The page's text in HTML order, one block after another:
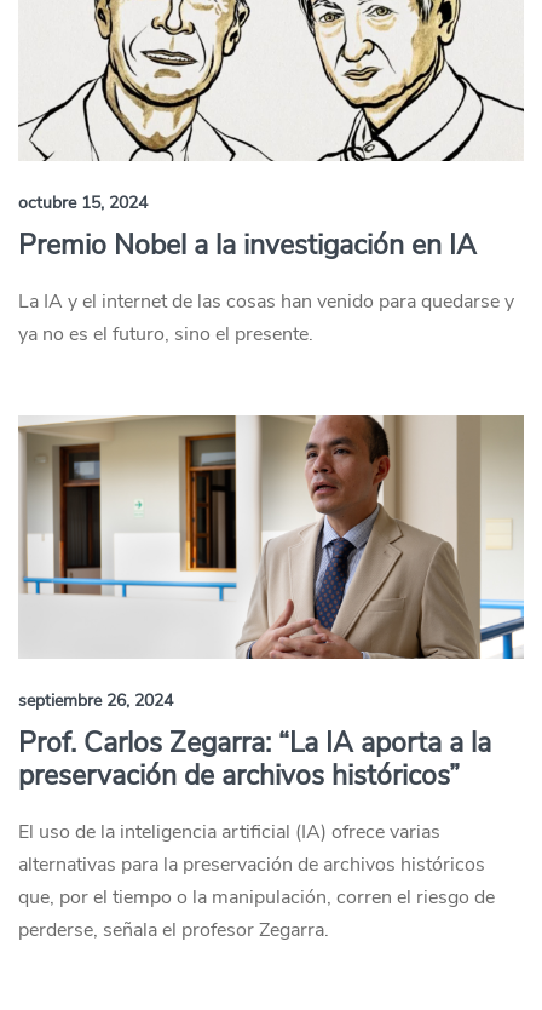
octubre 15, 2024
Premio Nobel a la investigación en IA
La IA y el internet de las cosas han venido para quedarse y
ya no es el futuro, sino el presente.
septiembre 26, 2024
Prof. Carlos Zegarra: “La IA aporta a la
preservación de archivos históricos”
El uso de la inteligencia artificial (IA) ofrece varias
alternativas para la preservación de archivos históricos
que, por el tiempo o la manipulación, corren el riesgo de
perderse, señala el profesor Zegarra.